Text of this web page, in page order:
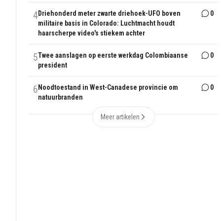
4Driehonderd meter zwarte driehoek-UFO boven
militaire basis in Colorado: Luchtmacht houdt
haarscherpe video's stiekem achter
0
5Twee aanslagen op eerste werkdag Colombiaanse
president
0
6 Noodtoestand in West-Canadese provincie om
natuurbranden
0
Meer artikelen